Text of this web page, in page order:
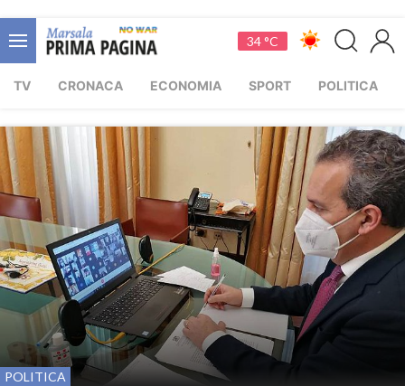
34 °C
TV CRONACA ECONOMIA SPORT POLITICA
POLITICA